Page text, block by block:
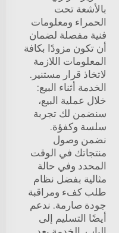
بالأشعة تحت
الحمراء ومعلومات
فنية مفصلة لضمان
أن تكون مزودًا بكافة
المعلومات اللازمة
لاتخاذ قرار مستنير.
الخدمة أثناء البيع:
خلال عملية البيع،
سنضمن لك تجربة
سلسة وكفؤة.
نضمن وصول
منتجاتك في الوقت
المحدد وفي حالة
مثالية بفضل نظام
طلب كفء ومراقبة
جودة صارمة. ندعم
أيضًا التسليم إلى